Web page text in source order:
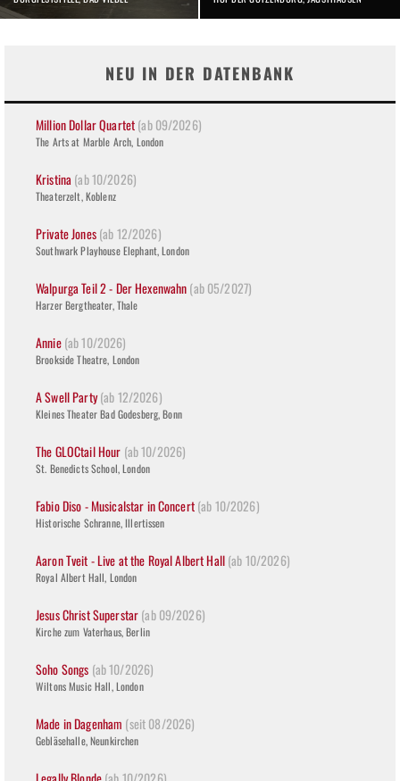
NEU IN DER DATENBANK
Million Dollar Quartet(ab 09/2026)
The Arts at Marble Arch, London
Kristina (ab 10/2026)
Theaterzelt, Koblenz
Private Jones(ab 12/2026)
Southwark Playhouse Elephant, London
Walpurga Teil 2 - Der Hexenwahn(ab 05/2027)
Harzer Bergtheater, Thale
Annie(ab 10/2026)
Brookside Theatre, London
A Swell Party(ab 12/2026)
Kleines Theater Bad Godesberg, Bonn
The GLOCtail Hour (ab 10/2026)
St. Benedicts School, London
Fabio Diso - Musicalstar in Concert(ab 10/2026)
Historische Schranne, Illertissen
Aaron Tveit - Live at the Royal Albert Hall(ab 10/2026)
Royal Albert Hall, London
Jesus Christ Superstar(ab 09/2026)
Kirche zum Vaterhaus, Berlin
Soho Songs (ab 10/2026)
Wiltons Music Hall, London
Made in Dagenham (seit 08/2026)
Gebläsehalle, Neunkirchen